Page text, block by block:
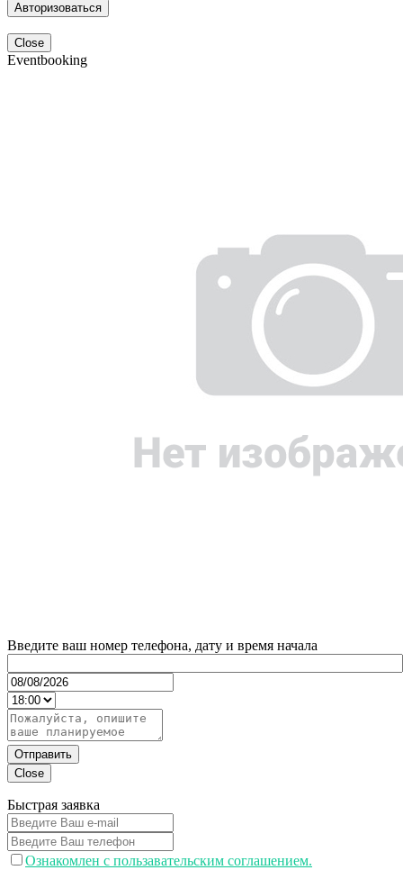
Авторизоваться
Close
Eventbooking
Введите ваш номер телефона, дату и время начала
Отправить
Close
Быстрая заявка
Ознакомлен с пользавательским соглашением.